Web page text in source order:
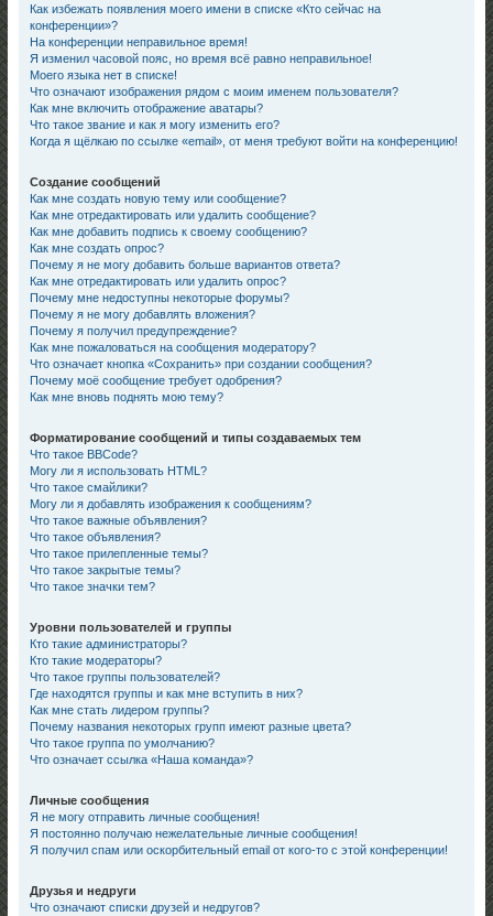
Как избежать появления моего имени в списке «Кто сейчас на
конференции»?
На конференции неправильное время!
Я изменил часовой пояс, но время всё равно неправильное!
Моего языка нет в списке!
Что означают изображения рядом с моим именем пользователя?
Как мне включить отображение аватары?
Что такое звание и как я могу изменить его?
Когда я щёлкаю по ссылке «email», от меня требуют войти на конференцию!
Создание сообщений
Как мне создать новую тему или сообщение?
Как мне отредактировать или удалить сообщение?
Как мне добавить подпись к своему сообщению?
Как мне создать опрос?
Почему я не могу добавить больше вариантов ответа?
Как мне отредактировать или удалить опрос?
Почему мне недоступны некоторые форумы?
Почему я не могу добавлять вложения?
Почему я получил предупреждение?
Как мне пожаловаться на сообщения модератору?
Что означает кнопка «Сохранить» при создании сообщения?
Почему моё сообщение требует одобрения?
Как мне вновь поднять мою тему?
Форматирование сообщений и типы создаваемых тем
Что такое BBCode?
Могу ли я использовать HTML?
Что такое смайлики?
Могу ли я добавлять изображения к сообщениям?
Что такое важные объявления?
Что такое объявления?
Что такое прилепленные темы?
Что такое закрытые темы?
Что такое значки тем?
Уровни пользователей и группы
Кто такие администраторы?
Кто такие модераторы?
Что такое группы пользователей?
Где находятся группы и как мне вступить в них?
Как мне стать лидером группы?
Почему названия некоторых групп имеют разные цвета?
Что такое группа по умолчанию?
Что означает ссылка «Наша команда»?
Личные сообщения
Я не могу отправить личные сообщения!
Я постоянно получаю нежелательные личные сообщения!
Я получил спам или оскорбительный email от кого-то с этой конференции!
Друзья и недруги
Что означают списки друзей и недругов?